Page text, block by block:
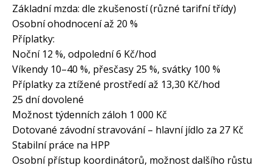
Základní mzda: dle zkušeností (různé tarifní třídy)
Osobní ohodnocení až 20 %
Příplatky:
Noční 12 %, odpolední 6 Kč/hod
Víkendy 10–40 %, přesčasy 25 %, svátky 100 %
Příplatky za ztížené prostředí až 13,30 Kč/hod
25 dní dovolené
Možnost týdenních záloh 1 000 Kč
Dotované závodní stravování – hlavní jídlo za 27 Kč
Stabilní práce na HPP
Osobní přístup koordinátorů, možnost dalšího růstu